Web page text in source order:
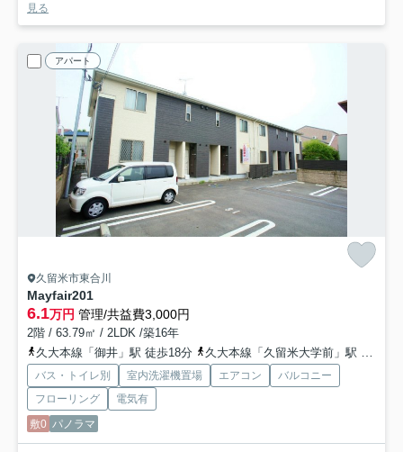
見る
アパート
久留米市東合川
Mayfair201
6.1万円 管理/共益費3,000円
2階 / 63.79㎡ / 2LDK /築16年
久大本線「御井」駅 徒歩18分
久大本線「久留米大学前」駅 徒歩19分
バス・トイレ別 室内洗濯機置場 エアコン
バルコニー
フローリング
電気有
敷0 パノラマ